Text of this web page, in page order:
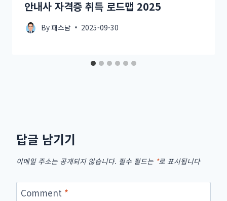
안내사 자격증 취득 로드맵 2025
By패스남 2025-09-30
답글 남기기
이메일 주소는 공개되지 않습니다. 필수 필드는 *로 표시됩니다
Comment *